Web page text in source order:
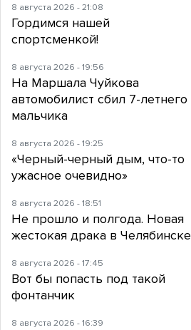
8 августа 2026 - 21:08
Гордимся нашей
спортсменкой!
8 августа 2026 - 19:56
На Маршала Чуйкова
автомобилист сбил 7-летнего
мальчика
8 августа 2026 - 19:25
«Черный-черный дым, что-то
ужасное очевидно»
8 августа 2026 - 18:51
Не прошло и полгода. Новая
жестокая драка в Челябинске
8 августа 2026 - 17:45
Вот бы попасть под такой
фонтанчик
8 августа 2026 - 16:39